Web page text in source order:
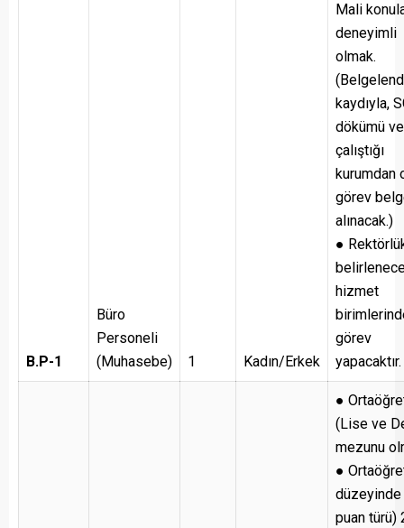
B.P-1
Büro
Personeli
(Muhasebe)
1 Kadın/Erkek
Mali
deneyimli
olmak.
kaydıyla,
dökümü
çalıştığı
kurumdan
görev
alınacak.)
●
hizmet
görev
yapacaktır.
●
(Lise ve
mezunu
●
puan türü)